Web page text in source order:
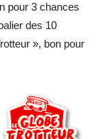
pour 3 chances
des 10
», bon pour